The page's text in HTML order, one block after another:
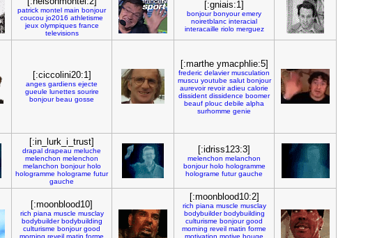
patrick montel main bonjour
coucou jo2016 athletisme
jeux olympiques france
televisions
[:gniais:1]
bonjour bonyour emery
noiretblanc interacial
interacaille riolo merguez
[:ciccolini20:1]
anges gardiens ejecte
gueule lunettes sourire
bonjour beau gosse
[:marthe ymacphlie:5]
frederic delavier musculation
muscu youtube salut bonjour
aurevoir revoir adieu calorie
dissident dissidence boomer
beauf plouc debile alpha
surhomme genie
[:in_lurk_i_trust]
drapal drapeau meluche
melenchon melenchon
melanchon bonjour holo
hologramme holograme futur
gauche
[:idriss123:3]
melenchon melanchon
bonjour holo hologramme
holograme futur gauche
[:moonblood10]
rich piana muscle musclay
bodybuilder bodybuilding
culturisme bonjour good
morning reveil matin forme
[:moonblood10:2]
rich piana muscle musclay
bodybuilder bodybuilding
culturisme bonjour good
morning reveil matin forme
motivation motive bouge